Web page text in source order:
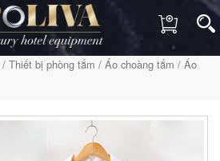
/ Thiết bị phòng tắm / Áo choàng tắm / Áo